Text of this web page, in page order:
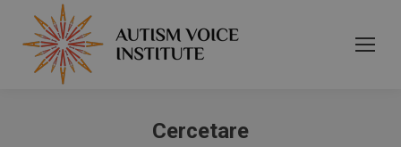
Cercetare